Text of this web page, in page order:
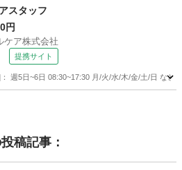
スタッフ
円
ケア株式会社
提携サイト
週5日~6日 08:30~17:30 月/火/水/木/金/土/日 な
稿記事：